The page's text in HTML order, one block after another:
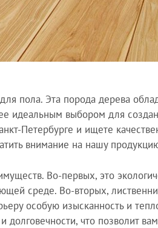
пола. Эта порода дерева
идеальным выбором для
Петербурге и ищете
внимание на нашу
Во-первых, это
среде. Во-вторых,
особую изысканность и
что позволит